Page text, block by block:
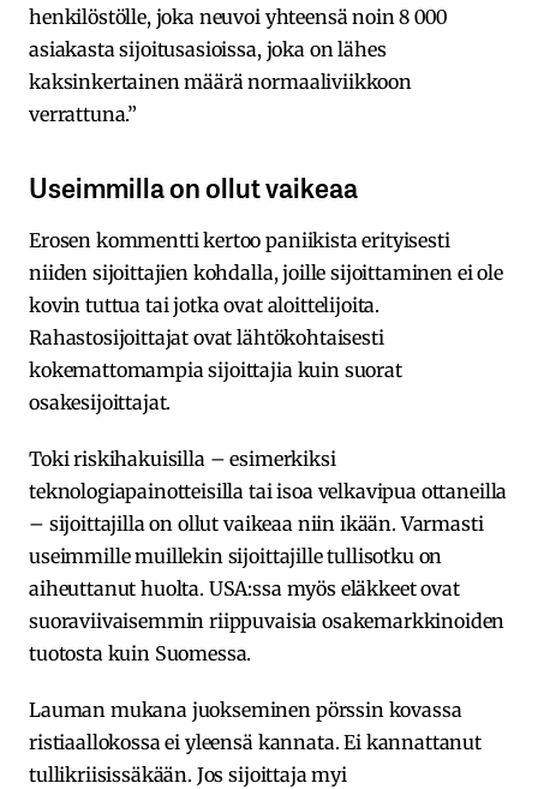
henkilöstölle, joka neuvoi yhteensä noin 8 000
asiakasta sijoitusasioissa, joka on lähes
kaksinkertainen määrä normaaliviikkoon
verrattuna.”
Useimmilla on ollut vaikeaa
Erosen kommentti kertoo paniikista erityisesti
niiden sijoittajien kohdalla, joille sijoittaminen ei ole
kovin tuttua tai jotka ovat aloittelijoita.
Rahastosijoittajat ovat lähtökohtaisesti
kokemattomampia sijoittajia kuin suorat
osakesijoittajat.
Toki riskihakuisilla – esimerkiksi
teknologiapainotteisilla tai isoa velkavipua ottaneilla
– sijoittajilla on ollut vaikeaa niin ikään. Varmasti
useimmille muillekin sijoittajille tullisotku on
aiheuttanut huolta. USA:ssa myös eläkkeet ovat
suoraviivaisemmin riippuvaisia osakemarkkinoiden
tuotosta kuin Suomessa.
Lauman mukana juokseminen pörssin kovassa
ristiaallokossa ei yleensä kannata. Ei kannattanut
tullikriisissäkään. Jos sijoittaja myi